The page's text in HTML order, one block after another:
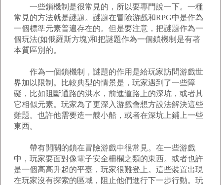
一些鎖機制是很常見的，所以要專門說一下。一種
常見的方法就是謎題。謎題在冒險游戲和RPG中是作為
一個標準元素普遍存在的。但是要注意，把謎題作為一
個玩法(如俄羅斯方塊)和把謎題作為一個鎖機制是有著
本質區別的。
作為一個鎖機制，謎題的作用是給玩家訪問游戲世
界加以限制。比較典型的情景是，玩家遇到了一些障
礙，比如阻斷通路的洪水，前進道路上的深坑，或者其
它相似元素。玩家為了更深入游戲會想方設法解決這些
難題。也許他需要造一艘小船，或者在深坑上鋪上一些
東西。
帶有開關的鎖在冒險游戲中很常見。在一些游戲
中，玩家要面對像電子安全柵欄之類的東西。或者也許
是一個高高升起的平臺，玩家很難登上。這些裝置出現
在玩家沒有探索的區域，阻止他們進行下一步行動。玩